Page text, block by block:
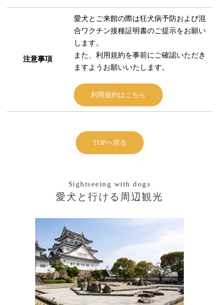
注意事項
愛犬とご来館の際は狂犬病予防および混
合ワクチン接種証明書のご提示をお願い
します。
また、利用規約を事前にご確認いただき
ますようお願いいたします。
利用規約はこちら
TOPへ戻る
Sightseeing with dogs
愛犬と行ける周辺観光